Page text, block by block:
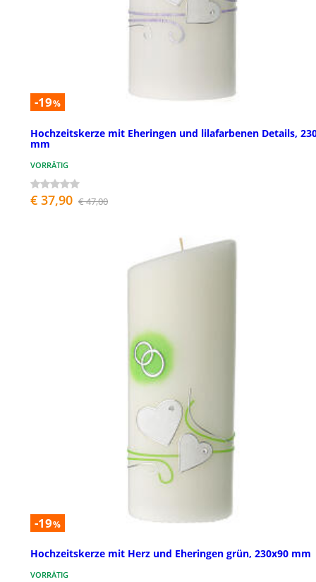
-19%
Hochzeitskerze mit Eheringen und lilafarbenen Details,
mm
VORRÄTIG
€ 37,90 € 47,00
-19%
Hochzeitskerze mit Herz und Eheringen grün, 230x90 mm
VORRÄTIG